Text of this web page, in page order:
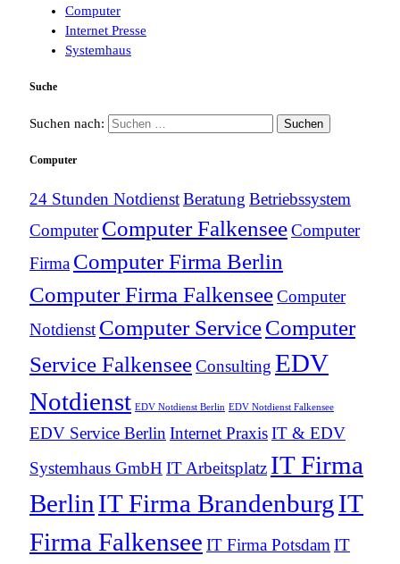
Computer
Internet Presse
Systemhaus
Suche
Suchen nach:
Computer
24 Stunden NotdienstBeratung Betriebssystem
Computer Computer FalkenseeComputer
Firma Computer Firma Berlin
Computer Firma FalkenseeComputer
Notdienst Computer ServiceComputer
Service FalkenseeConsulting EDV
Notdienst EDV Notdienst Berlin EDV Notdienst Falkensee
EDV Service Berlin Internet PraxisIT & EDV
Systemhaus GmbH IT Arbeitsplatz IT Firma
Berlin IT Firma BrandenburgIT
Firma Falkensee IT Firma Potsdam IT